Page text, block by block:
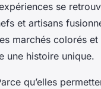
se
et artisans
marchés colorés
une histoire unique.
qu’elles